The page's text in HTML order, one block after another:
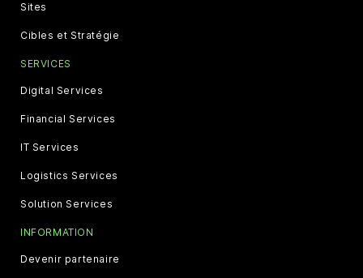
Sites
Cibles et Stratégie
SERVICES
Digital Services
Financial Services
IT Services
Logistics Services
Solution Services
INFORMATION
Devenir partenaire